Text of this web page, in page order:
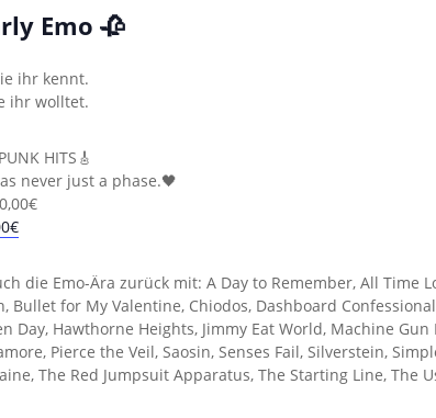
Emo 🥀
ihr kennt.
ihr wolltet.
HITS🎸
never just a phase.🖤
die Emo-Ära zurück mit: A Day to Remember, All Time
Bullet for My Valentine, Chiodos, Dashboard
Day, Hawthorne Heights, Jimmy Eat World, Machine
Pierce the Veil, Saosin, Senses Fail, Silverstein,
The Red Jumpsuit Apparatus, The Starting Line, The